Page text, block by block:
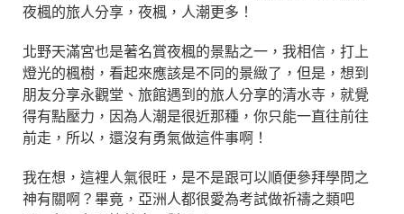
夜楓的旅人分享，夜楓，人潮更多！
北野天滿宮也是著名賞夜楓的景點之一，我相信，打上
燈光的楓樹，看起來應該是不同的景緻了，但是，想到
朋友分享永觀堂、旅館遇到的旅人分享的清水寺，就覺
得有點壓力，因為人潮是很近那種，你只能一直往前往
前走，所以，還沒有勇氣做這件事啊！
我在想，這裡人氣很旺，是不是跟可以順便參拜學問之
神有關啊？畢竟，亞洲人都很愛為考試做祈禱之類吧